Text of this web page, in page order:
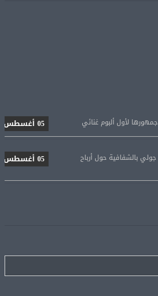
سبور
05 أغسطس
رسميًا.. انطلاق الدورى الممتاز 21 أغسطس.. وقمة الزمالك